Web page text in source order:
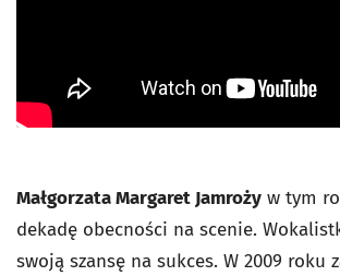
Małgorzata Margaret Jamroży w tym
dekadę obecności na scenie.
swoją szansę na sukces. W 2009 roku